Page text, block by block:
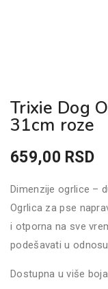
Trixie Dog
31cm roze
659,00 RSD
Dimenzije ogrlice –
Ogrlica za pse
i otporna na sve
podešavati u
Dostupna u više